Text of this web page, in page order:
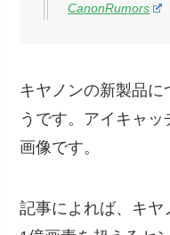
CanonRumors
キヤノンの新製品に
うです。アイキャ
画像です。
記事によれば、キヤ